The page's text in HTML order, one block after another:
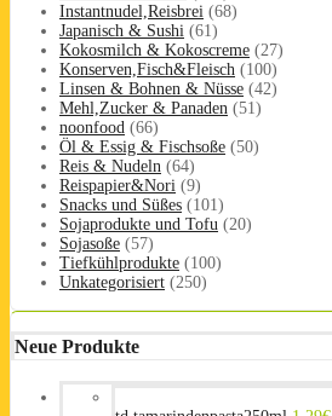
Instantnudel,Reisbrei (68)
Japanisch & Sushi (61)
Kokosmilch & Kokoscreme (27)
Konserven,Fisch&Fleisch (100)
Linsen & Bohnen & Nüsse (42)
Mehl,Zucker & Panaden (51)
noonfood (66)
Öl & Essig & Fischsoße (50)
Reis & Nudeln (64)
Reispapier&Nori (9)
Snacks und Süßes (101)
Sojaprodukte und Tofu (20)
Sojasoße (57)
Tiefkühlprodukte (100)
Unkategorisiert (250)
Neue Produkte